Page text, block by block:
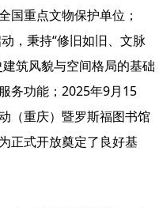
国重点文物保护单位；
，秉持“修旧如旧、文脉
筑风貌与空间格局的基础
务功能；2025年9月15
（重庆）暨罗斯福图书馆
正式开放奠定了良好基